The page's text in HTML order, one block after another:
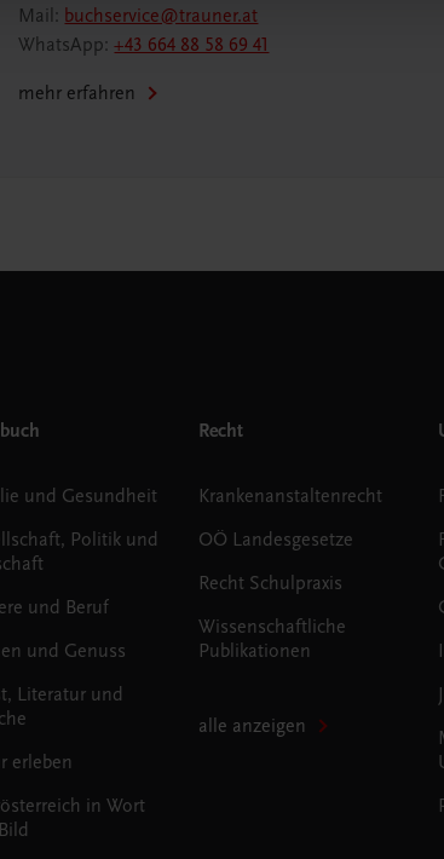
Mail: buchservice@trauner.at
WhatsApp:+43 664 88 58 69 41
mehr erfahren
und Gesundheit
Politik und
und Beruf
und Genuss
Literatur und
erleben
in Wort
Recht
Krankenanstaltenrecht
OÖ Landesgesetze
Recht Schulpraxis
Wissenschaftliche
Publikationen
alle anzeigen